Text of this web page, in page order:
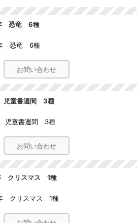
恐竜 6種
恐竜 6種
児童書週間 3種
児童書週間 3種
クリスマス 1種
クリスマス 1種